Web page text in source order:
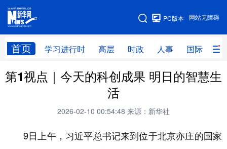
网站无障碍
PC版本
首页 学习进行时 高层 时政 人事 国际 财
网站地图
学习进行时 高层 时政 人事
科技 科创 量子 体育
第1视点｜今天的科创成果 明日的智慧生
活
2026-02-10 00:54:48 来源：新华社
9日上午，习近平总书记来到位于北京亦庄的国家